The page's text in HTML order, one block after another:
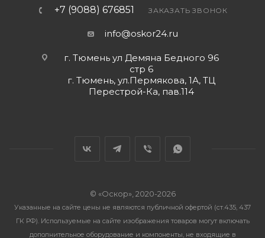
+7 (9088) 676851 ЗАКАЗАТЬ ЗВОНОК
info@oskor24.ru
г. Тюмень ул Демяна Бедного 96
стр 6
г. Тюмень, ул.Пермякова, 1А, ТЦ
Перестрой-Ка, пав.114
© «Оскор», 2020-2026
Указанные на сайте цены не являются публичной офертой (ст.435, 437
ГК РФ). Используемые на сайте изображения товаров могут включать
дополнительное оборудование и компоненты, не входящие в